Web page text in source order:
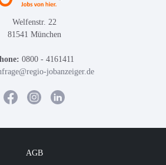
Welfenstr. 22
81541 München
0800 - 4161411
jobanzeiger.de
AGB